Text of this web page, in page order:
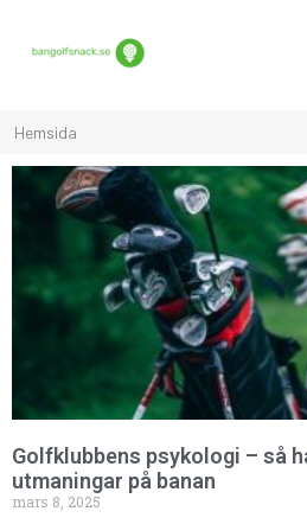
Hemsida
Golfklubbens psykologi – så
utmaningar på banan
mars 8, 2025